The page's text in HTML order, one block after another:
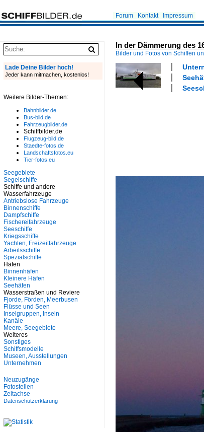
Forum Kontakt Impressum
In der Dämmerung des
Bilder und Fotos von Schiffen
Lade Deine Bilder hoch!
Jeder kann mitmachen, kostenlos!
Weitere Bilder-Themen:
Bahnbilder.de
Bus-bild.de
Fahrzeugbilder.de
Schiffbilder.de
Flugzeug-bild.de
Staedte-fotos.de
Landschaftsfotos.eu
Tier-fotos.eu
Seegebiete
Segelschiffe
Schiffe und andere
Wasserfahrzeuge
Antriebslose Fahrzeuge
Binnenschiffe
Dampfschiffe
Fischereifahrzeuge
Seeschiffe
Kriegsschiffe
Yachten, Freizeitfahrzeuge
Arbeitsschiffe
Spezialschiffe
Häfen
Binnenhäfen
Kleinere Häfen
Seehäfen
Wasserstraßen und Reviere
Fjorde, Förden, Meerbusen
Flüsse und Seen
Inselgruppen, Inseln
Kanäle
Meere, Seegebiete
Weiteres
Sonstiges
Schiffsmodelle
Museen, Ausstellungen
Unternehmen
Neuzugänge
Fotostellen
Zeitachse
Datenschutzerklärung